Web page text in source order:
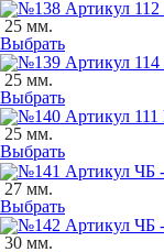
25 мм.
Выбрать
25 мм.
Выбрать
25 мм.
Выбрать
27 мм.
Выбрать
30 мм.